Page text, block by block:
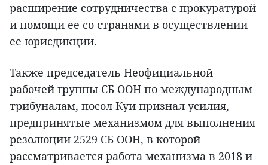
расширение сотрудничества с прокуратурой
и помощи ее со странами в осуществлении
ее юрисдикции.
Также председатель Неофициальной
рабочей группы СБ ООН по международным
трибуналам, посол Куи признал усилия,
предпринятые механизмом для выполнения
резолюции 2529 СБ ООН, в которой
рассматривается работа механизма в 2018 и